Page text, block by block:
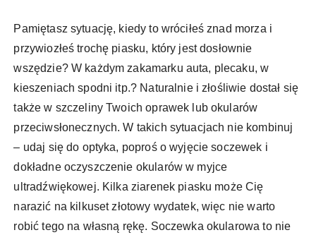
Pamiętasz sytuację, kiedy to wróciłeś znad morza i
przywiozłeś trochę piasku, który jest dosłownie
wszędzie? W każdym zakamarku auta, plecaku, w
kieszeniach spodni itp.? Naturalnie i złośliwie dostał się
także w szczeliny Twoich oprawek lub okularów
przeciwsłonecznych. W takich sytuacjach nie kombinuj
– udaj się do optyka, poproś o wyjęcie soczewek i
dokładne oczyszczenie okularów w myjce
ultradźwiękowej. Kilka ziarenek piasku może Cię
narazić na kilkuset złotowy wydatek, więc nie warto
robić tego na własną rękę. Soczewka okularowa to nie